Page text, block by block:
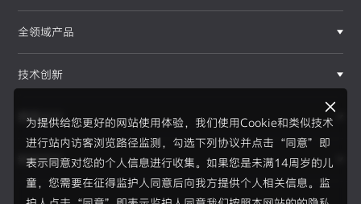
为提供给您更好的网站使用体验，我们使用Cookie和类似技术
进行站内访客浏览路径监测，勾选下列协议并点击“同意”即
表示同意对您的个人信息进行收集。如果您是未满14周岁的儿
童，您需要在征得监护人同意后向我方提供个人相关信息。监
全领域产品
技术创新
赛事运动
新闻资讯
F1®赛事